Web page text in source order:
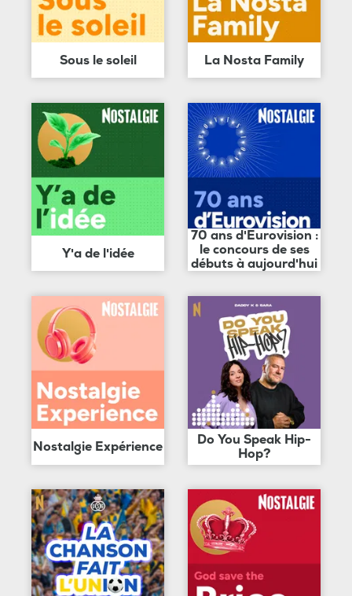
Sous le soleil La Nosta Family
Y'a de l'idée
70 ans d'Eurovision :
le concours de ses
débuts à aujourd'hui
Nostalgie Expérience
Do You Speak Hip-
Hop?